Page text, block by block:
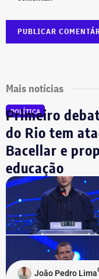
Mais notícias
POLÍTICA
Primeiro
do Rio tem
Bacellar e
educação
João Pedro Lima